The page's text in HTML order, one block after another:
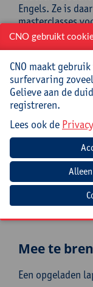
Engels. Ze is
masterclasses
voor de EdHub
van het
van EdHub
trajecten
Praktisch
Cursuscode:26/
Jouw bijdrage:
Inlichtingen bij:
Mee te
Een opgeladen
CNO gebruikt
CNO maakt
surfervaring
Gelieve aan de
registreren.
Lees ook de